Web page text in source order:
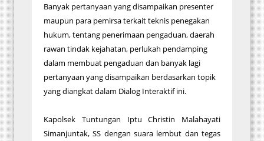
Banyak pertanyaan yang disampaikan presenter
maupun para pemirsa terkait teknis penegakan
hukum, tentang penerimaan pengaduan, daerah
rawan tindak kejahatan, perlukah pendamping
dalam membuat pengaduan dan banyak lagi
pertanyaan yang disampaikan berdasarkan topik
yang diangkat dalam Dialog Interaktif ini.
Kapolsek Tuntungan Iptu Christin Malahayati
Simanjuntak, SS dengan suara lembut dan tegas